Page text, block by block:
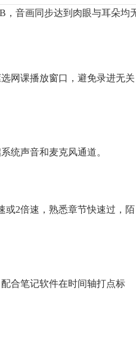
，音画同步达到肉眼与耳朵均
网课播放窗口，避免录进无关
统声音和麦克风通道。
或2倍速，熟悉章节快速过，陌
合笔记软件在时间轴打点标